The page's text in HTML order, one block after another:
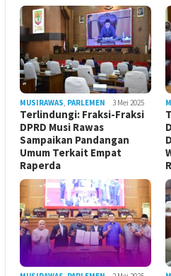
MUSIRAWAS, PARLEMEN 3 Mei 2025
Terlindungi: Fraksi-Fraksi
DPRD Musi Rawas
Sampaikan Pandangan
Umum Terkait Empat
Raperda